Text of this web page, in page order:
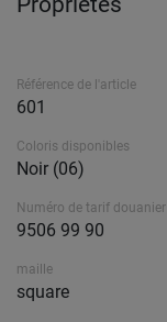
Référence de l'article
601
Coloris disponibles
Noir (06)
Numéro de tarif douanier
9506 99 90
maille
square